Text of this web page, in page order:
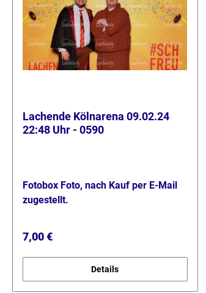
Lachende Kölnarena 09.02.24
22:48 Uhr - 0590
Fotobox Foto, nach Kauf per E-Mail
zugestellt.
Regulärer Preis:
7,00 €
Details